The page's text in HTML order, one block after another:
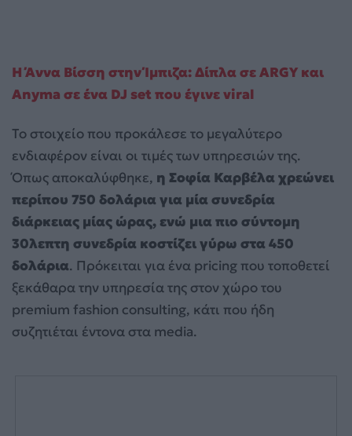
Η Άννα Βίσση στην Ίμπιζα: Δίπλα σε ARGY και
Anyma σε ένα DJ set που έγινε viral
Το στοιχείο που προκάλεσε το μεγαλύτερο
ενδιαφέρον είναι οι τιμές των υπηρεσιών της.
Όπως αποκαλύφθηκε, η Σοφία Καρβέλα χρεώνει
περίπου 750 δολάρια για μία συνεδρία
διάρκειας μίας ώρας, ενώ μια πιο σύντομη
30λεπτη συνεδρία κοστίζει γύρω στα 450
δολάρια. Πρόκειται για ένα pricing που τοποθετεί
ξεκάθαρα την υπηρεσία της στον χώρο του
premium fashion consulting, κάτι που ήδη
συζητιέται έντονα στα media.